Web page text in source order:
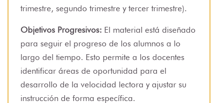
trimestre, segundo trimestre y tercer trimestre).
Objetivos Progresivos: El material está diseñado
para seguir el progreso de los alumnos a lo
largo del tiempo. Esto permite a los docentes
identificar áreas de oportunidad para el
desarrollo de la velocidad lectora y ajustar su
instrucción de forma específica.